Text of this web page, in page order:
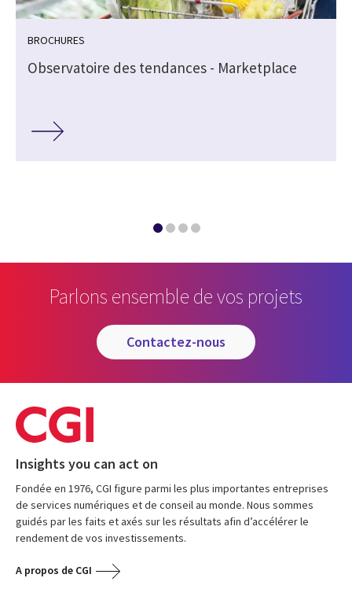
BROCHURES
Observatoire des tendances - Marketplace
Parlons ensemble de vos projets
contactez-nous
Insights you can act on
Fondée en 1976, CGI figure parmi les plus importantes entreprises
de services numériques et de conseil au monde. Nous sommes
guidés par les faits et axés sur les résultats afin d’accélérer le
rendement de vos investissements.
A propos de CGI